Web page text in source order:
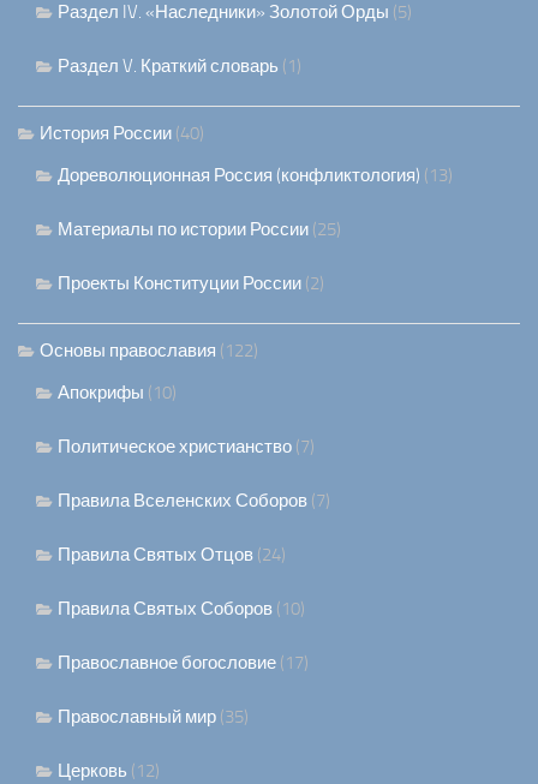
Раздел IV. «Наследники» Золотой Орды (5)
Раздел V. Краткий словарь (1)
История России (40)
Дореволюционная Россия (конфликтология) (13)
Материалы по истории России (25)
Проекты Конституции России (2)
Основы православия (122)
Апокрифы (10)
Политическое христианство (7)
Правила Вселенских Соборов (7)
Правила Святых Отцов (24)
Правила Святых Соборов (10)
Православное богословие (17)
Православный мир (35)
Церковь (12)